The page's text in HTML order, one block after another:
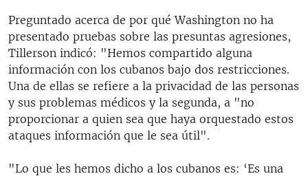
Preguntado acerca de por qué Washington no ha
presentado pruebas sobre las presuntas agresiones,
Tillerson indicó: "Hemos compartido alguna
información con los cubanos bajo dos restricciones.
Una de ellas se refiere a la privacidad de las personas
y sus problemas médicos y la segunda, a "no
proporcionar a quien sea que haya orquestado estos
ataques información que le sea útil".
"Lo que les hemos dicho a los cubanos es: ‘Es una